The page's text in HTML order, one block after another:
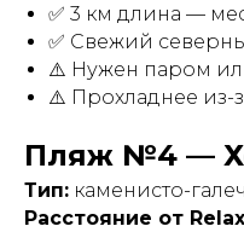
✅ 3 км длина —
✅ Свежий
⚠️ Нужен паром
⚠️ Прохладнее из-
Пляж №4 —
Тип: каменисто-
Расстояние от